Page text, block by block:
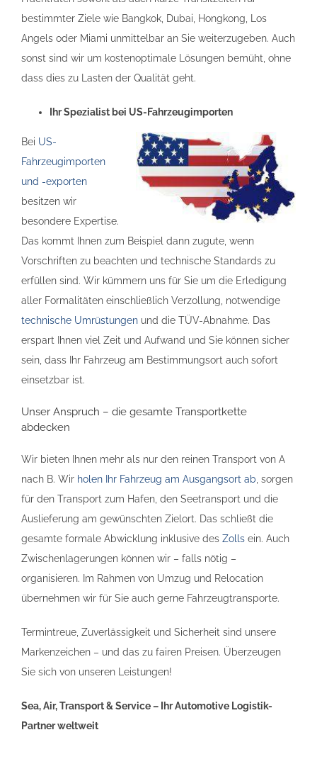
bestimmter Ziele wie Bangkok, Dubai, Hongkong, Los
Angels oder Miami unmittelbar an Sie weiterzugeben. Auch
sonst sind wir um kostenoptimale Lösungen bemüht, ohne
dass dies zu Lasten der Qualität geht.
Ihr Spezialist bei US-Fahrzeugimporten
Bei US-
Fahrzeugimporten
und -exporten
besitzen wir
besondere Expertise.
Das kommt Ihnen zum Beispiel dann zugute, wenn
Vorschriften zu beachten und technische Standards zu
erfüllen sind. Wir kümmern uns für Sie um die Erledigung
aller Formalitäten einschließlich Verzollung, notwendige
technische Umrüstungen und die TÜV-Abnahme. Das
erspart Ihnen viel Zeit und Aufwand und Sie können sicher
sein, dass Ihr Fahrzeug am Bestimmungsort auch sofort
einsetzbar ist.
Unser Anspruch – die gesamte Transportkette
abdecken
Wir bieten Ihnen mehr als nur den reinen Transport von A
nach B. Wir holen Ihr Fahrzeug am Ausgangsort ab , sorgen
für den Transport zum Hafen, den Seetransport und die
Auslieferung am gewünschten Zielort. Das schließt die
gesamte formale Abwicklung inklusive des Zolls ein. Auch
Zwischenlagerungen können wir – falls nötig –
organisieren. Im Rahmen von Umzug und Relocation
übernehmen wir für Sie auch gerne Fahrzeugtransporte.
Termintreue, Zuverlässigkeit und Sicherheit sind unsere
Markenzeichen – und das zu fairen Preisen. Überzeugen
Sie sich von unseren Leistungen!
Sea, Air, Transport & Service – Ihr Automotive Logistik-
Partner weltweit